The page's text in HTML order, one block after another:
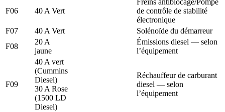
F06 40 A Vert
Freins antiblocage/Pompe
de contrôle de stabilité
électronique
F07
40 A Vert
Solénoïde du démarreur
F08
20 A
jaune
Émissions diesel — selon
l’équipement
F09
40 A vert
(Cummins
Diesel)
30 A Rose
(1500 LD
Diesel)
Réchauffeur de carburant
diesel — selon
l’équipement